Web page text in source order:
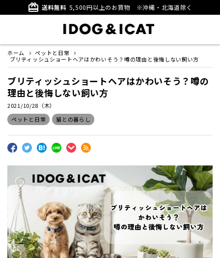
card_giftcard 送料無料 5,500円以上のお買物 ※沖縄・北海道除く
ホーム
ペットと日常
ブリティッシュショートヘアはかわいそう？噂の理由と後悔しない飼い方
ブリティッシュショートヘアはかわいそう？噂の
理由と後悔しない飼い方
2021/10/28（木）
ペットと日常
猫との暮らし